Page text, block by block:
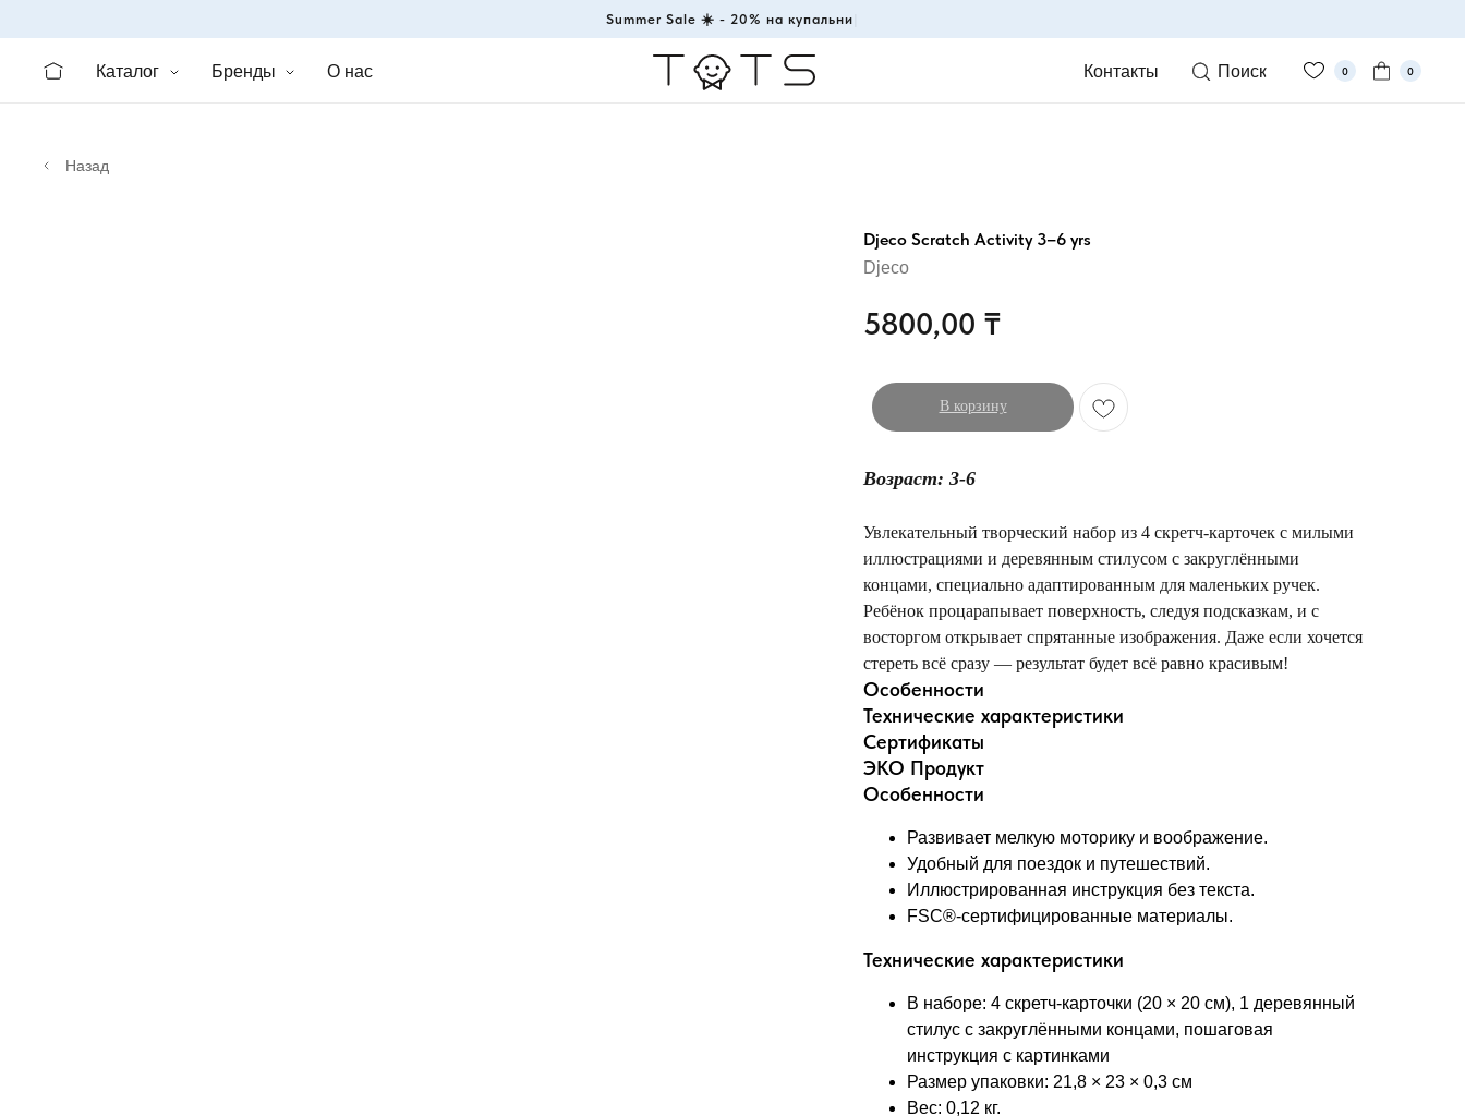
Summer Sale ☀️ - 20% на|
Каталог Бренды О нас Поиск
Контакты 0 0
Назад
Djeco Scratch Activity 3–6 yrs
Djeco
5800,00 ₸
В корзину
Возраст: 3-6
Увлекательный творческий набор из 4 скретч-карточек с милыми
иллюстрациями и деревянным стилусом с закруглёнными
концами, специально адаптированным для маленьких ручек.
Ребёнок процарапывает поверхность, следуя подсказкам, и с
восторгом открывает спрятанные изображения. Даже если хочется
стереть всё сразу — результат будет всё равно красивым!
Особенности
Технические характеристики
Сертификаты
ЭКО Продукт
Особенности
Развивает мелкую моторику и воображение.
Удобный для поездок и путешествий.
Иллюстрированная инструкция без текста.
FSC®-сертифицированные материалы.
Технические характеристики
В наборе: 4 скретч-карточки (20 × 20 см), 1 деревянный
стилус с закруглёнными концами, пошаговая
инструкция с картинками
Размер упаковки: 21,8 × 23 × 0,3 см
Вес: 0,12 кг.